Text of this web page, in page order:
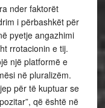
nder faktorët
i përbashkët për
pyetje angazhimi
rrotacionin e tij.
një platformë e
në pluralizëm.
për të kuptuar se
që është në